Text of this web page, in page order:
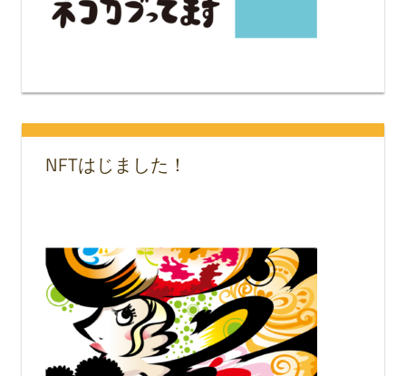
NFTはじました！